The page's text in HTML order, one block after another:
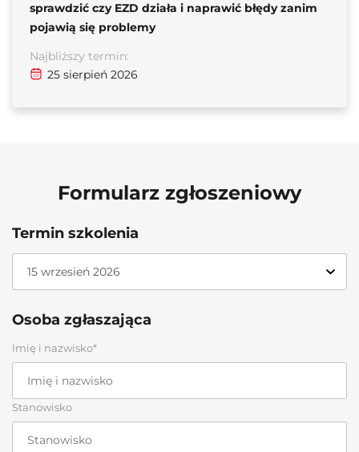
sprawdzić czy EZD działa i naprawić błędy zanim
pojawią się problemy
Najbliższy termin:
25 sierpień 2026
Formularz zgłoszeniowy
Termin szkolenia
Osoba zgłaszająca
Imię i nazwisko*
Stanowisko